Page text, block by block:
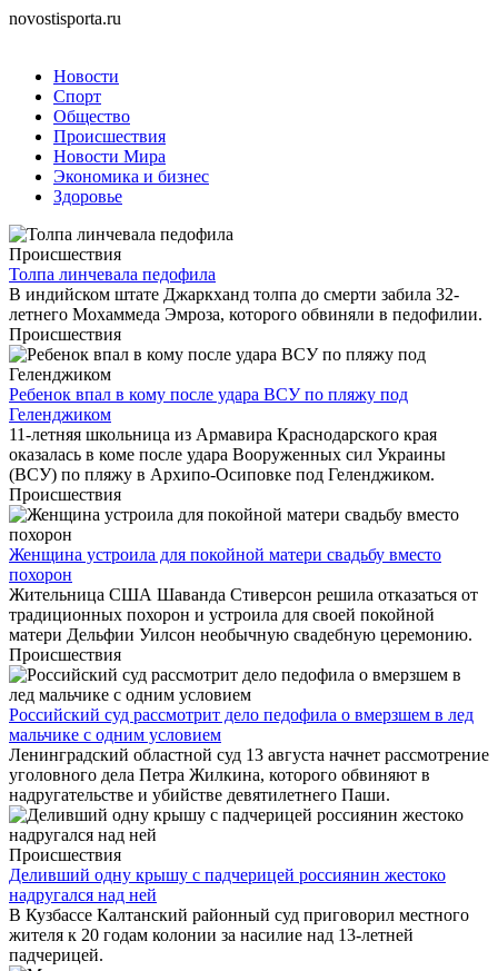
novostisporta.ru
Новости
Спорт
Общество
Происшествия
Новости Мира
Экономика и бизнес
Здоровье
Происшествия
Толпа линчевала педофила
В индийском штате Джаркханд толпа до смерти забила 32-
летнего Мохаммеда Эмроза, которого обвиняли в педофилии.
Происшествия
Ребенок впал в кому после удара ВСУ по пляжу под
Геленджиком
11-летняя школьница из Армавира Краснодарского края
оказалась в коме после удара Вооруженных сил Украины
(ВСУ) по пляжу в Архипо-Осиповке под Геленджиком.
Происшествия
Женщина устроила для покойной матери свадьбу вместо
похорон
Жительница США Шаванда Стиверсон решила отказаться от
традиционных похорон и устроила для своей покойной
матери Дельфии Уилсон необычную свадебную церемонию.
Происшествия
Российский суд рассмотрит дело педофила о вмерзшем в лед
мальчике с одним условием
Ленинградский областной суд 13 августа начнет рассмотрение
уголовного дела Петра Жилкина, которого обвиняют в
надругательстве и убийстве девятилетнего Паши.
Происшествия
Деливший одну крышу с падчерицей россиянин жестоко
надругался над ней
В Кузбассе Калтанский районный суд приговорил местного
жителя к 20 годам колонии за насилие над 13-летней
падчерицей.